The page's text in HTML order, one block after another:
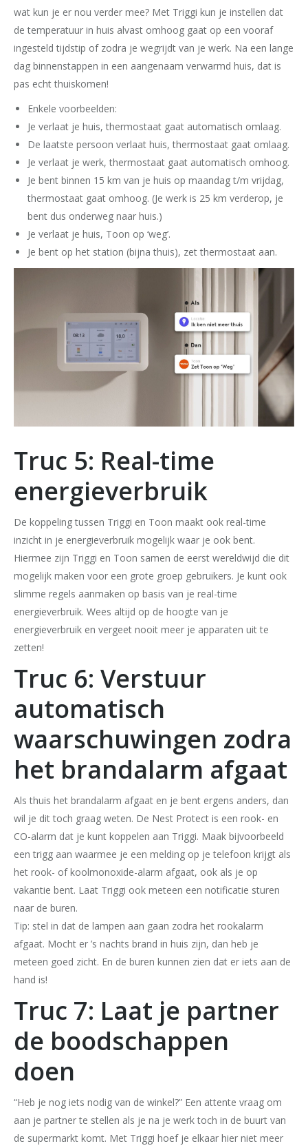
wat kun je er nou verder mee? Met Triggi kun je instellen dat
de temperatuur in huis alvast omhoog gaat op een vooraf
ingesteld tijdstip of zodra je wegrijdt van je werk. Na een lange
dag binnenstappen in een aangenaam verwarmd huis, dat is
pas echt thuiskomen!
Enkele voorbeelden:
Je verlaat je huis, thermostaat gaat automatisch omlaag.
De laatste persoon verlaat huis, thermostaat gaat omlaag.
Je verlaat je werk, thermostaat gaat automatisch omhoog.
Je bent binnen 15 km van je huis op maandag t/m vrijdag,
thermostaat gaat omhoog. (Je werk is 25 km verderop, je
bent dus onderweg naar huis.)
Je verlaat je huis, Toon op ‘weg’.
Je bent op het station (bijna thuis), zet thermostaat aan.
Truc 5: Real-time
energieverbruik
De koppeling tussen Triggi en Toon maakt ook real-time
inzicht in je energieverbruik mogelijk waar je ook bent.
Hiermee zijn Triggi en Toon samen de eerst wereldwijd die dit
mogelijk maken voor een grote groep gebruikers. Je kunt ook
slimme regels aanmaken op basis van je real-time
energieverbruik. Wees altijd op de hoogte van je
energieverbruik en vergeet nooit meer je apparaten uit te
zetten!
Truc 6: Verstuur
automatisch
waarschuwingen zodra
het brandalarm afgaat
Als thuis het brandalarm afgaat en je bent ergens anders, dan
wil je dit toch graag weten. De Nest Protect is een rook- en
CO-alarm dat je kunt koppelen aan Triggi. Maak bijvoorbeeld
een trigg aan waarmee je een melding op je telefoon krijgt als
het rook- of koolmonoxide-alarm afgaat, ook als je op
vakantie bent. Laat Triggi ook meteen een notificatie sturen
naar de buren.
Tip: stel in dat de lampen aan gaan zodra het rookalarm
afgaat. Mocht er ’s nachts brand in huis zijn, dan heb je
meteen goed zicht. En de buren kunnen zien dat er iets aan de
hand is!
Truc 7: Laat je partner
de boodschappen
doen
“Heb je nog iets nodig van de winkel?” Een attente vraag om
aan je partner te stellen als je na je werk toch in de buurt van
de supermarkt komt. Met Triggi hoef je elkaar hier niet meer